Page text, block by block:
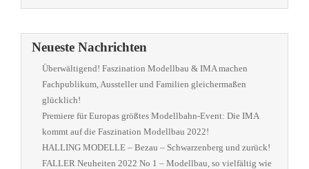
Neueste Nachrichten
Überwältigend! Faszination Modellbau & IMA machen
Fachpublikum, Aussteller und Familien gleichermaßen
glücklich!
Premiere für Europas größtes Modellbahn-Event: Die IMA
kommt auf die Faszination Modellbau 2022!
HALLING MODELLE – Bezau – Schwarzenberg und zurück!
FALLER Neuheiten 2022 No 1 – Modellbau, so vielfältig wie